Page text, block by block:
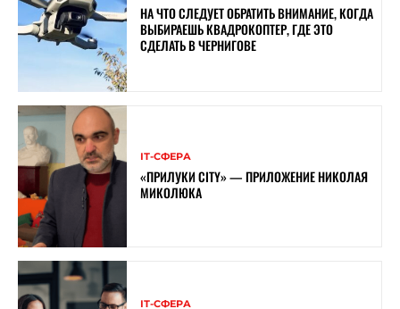
НА ЧТО СЛЕДУЕТ ОБРАТИТЬ ВНИМАНИЕ, КОГДА
ВЫБИРАЕШЬ КВАДРОКОПТЕР, ГДЕ ЭТО
СДЕЛАТЬ В ЧЕРНИГОВЕ
ІТ-СФЕРА
«ПРИЛУКИ CITY» — ПРИЛОЖЕНИЕ НИКОЛАЯ
МИКОЛЮКА
ІТ-СФЕРА